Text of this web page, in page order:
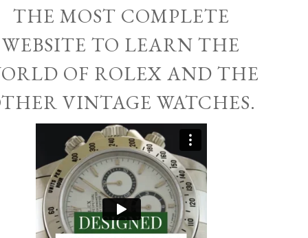
THE MOST COMPLETE
WEBSITE TO LEARN THE
OF ROLEX AND THE
VINTAGE WATCHES.